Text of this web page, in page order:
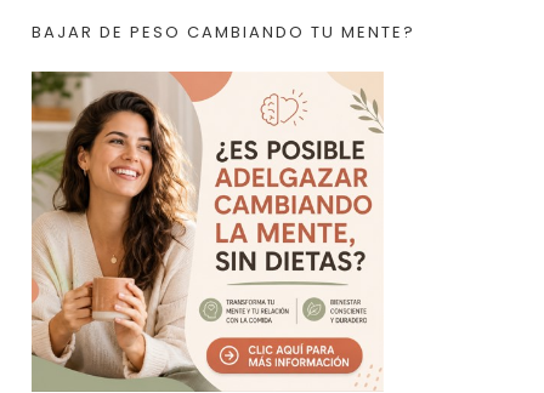
BAJAR DE PESO CAMBIANDO TU MENTE?